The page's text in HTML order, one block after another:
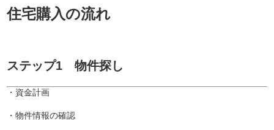
住宅購入の流れ
ステップ1 物件探し
・資金計画
・物件情報の確認